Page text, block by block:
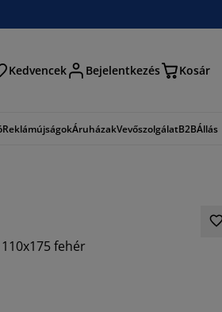
Kedvencek Bejelentkezés Kosár
ReklámújságokÁruházakVevőszolgálatB2BÁllás
110x175 fehér